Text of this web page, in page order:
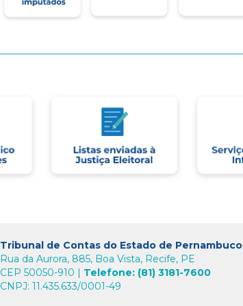
Tribunal de Contas do Estado de Pernambuco
Rua da Aurora, 885, Boa Vista, Recife, PE
CEP 50050-910 | Telefone: (81) 3181-7600
CNPJ: 11.435.633/0001-49